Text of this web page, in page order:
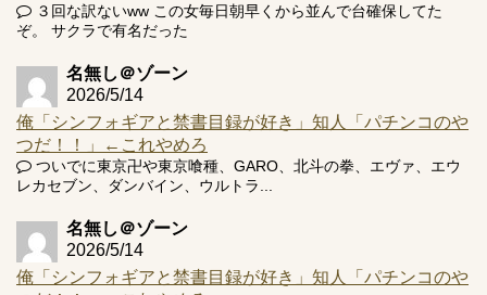
３回な訳ないww この女毎日朝早くから並んで台確保してた
ぞ。 サクラで有名だった
名無し＠ゾーン
2026/5/14
俺「シンフォギアと禁書目録が好き」知人「パチンコのや
つだ！！」←これやめろ
ついでに東京卍や東京喰種、GARO、北斗の拳、エヴァ、エウ
レカセブン、ダンバイン、ウルトラ...
名無し＠ゾーン
2026/5/14
俺「シンフォギアと禁書目録が好き」知人「パチンコのや